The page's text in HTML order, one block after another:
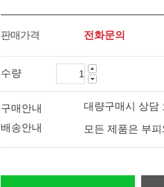
판매가격 전화문의
수량
구매안내
대량구매시 상담
배송안내
모든 제품은 부